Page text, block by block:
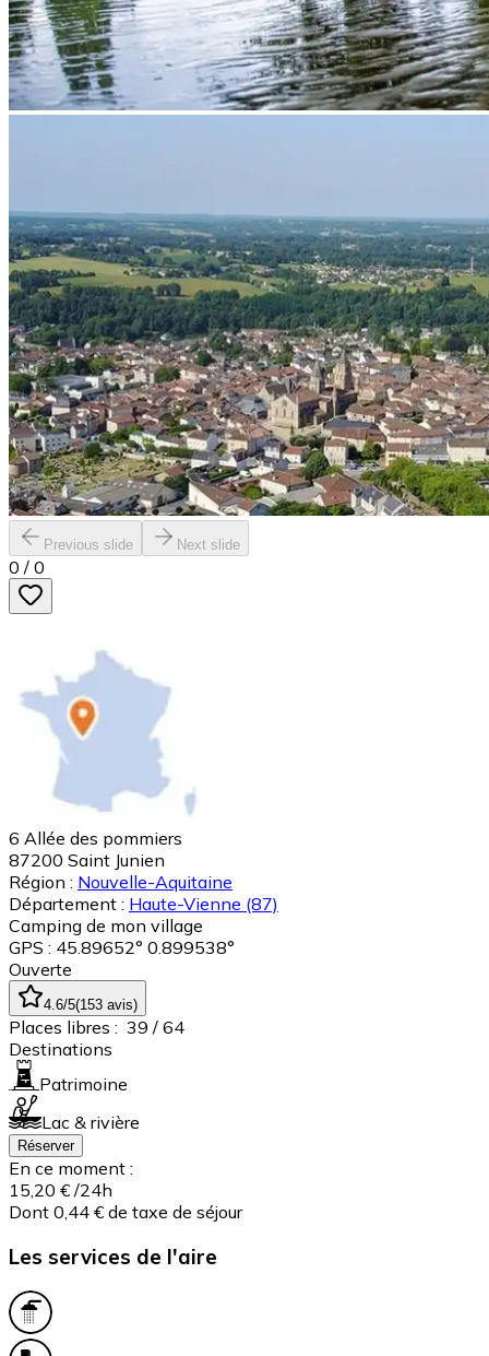
Previous slide Next slide
0 / 0
6 Allée des pommiers
87200 Saint Junien
Région : Nouvelle-Aquitaine
Département : Haute-Vienne (87)
Camping de mon village
GPS : 45.89652° 0.899538°
Ouverte
4.6/5(153 avis)
Places libres : 39 / 64
Destinations
Patrimoine
Lac & rivière
Réserver
En ce moment :
15,20 € /24h
Dont 0,44 € de taxe de séjour
Les services de l'aire